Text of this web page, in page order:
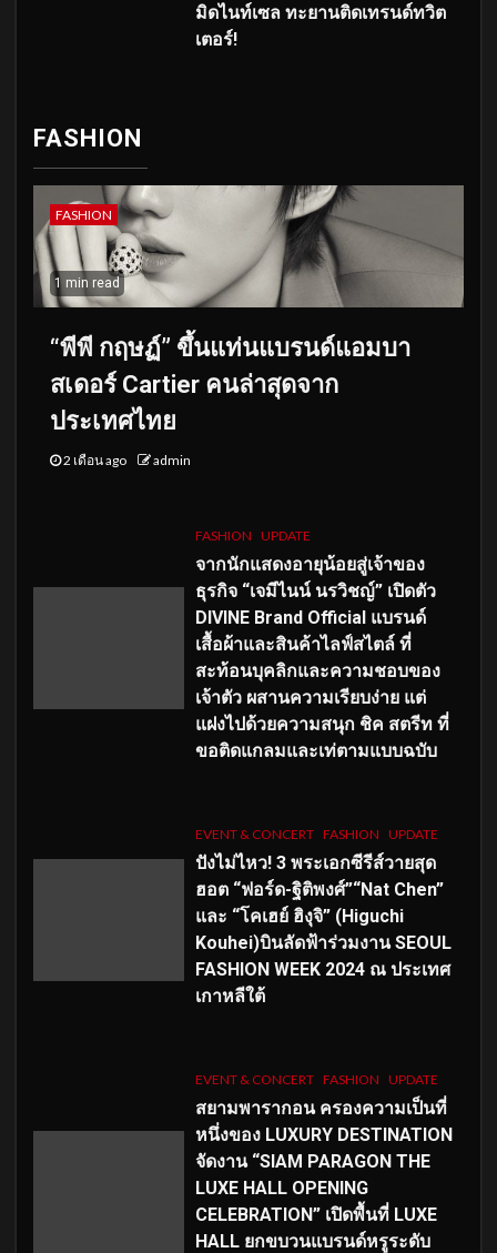
มิดไนท์เซล ทะยานติดเทรนด์ทวิต
เตอร์!
FASHION
FASHION
1 min read
“พีพี กฤษฏ์” ขึ้นแท่นแบรนด์แอมบา
สเดอร์ Cartier คนล่าสุดจาก
ประเทศไทย
2 เดือน ago admin
FASHION UPDATE
จากนักแสดงอายุน้อยสู่เจ้าของ
ธุรกิจ “เจมีไนน์ นรวิชญ์” เปิดตัว
DIVINE Brand Official แบรนด์
เสื้อผ้าและสินค้าไลฟ์สไตล์ ที่
สะท้อนบุคลิกและความชอบของ
เจ้าตัว ผสานความเรียบง่าย แต่
แฝงไปด้วยความสนุก ชิค สตรีท ที่
ขอติดแกลมและเท่ตามแบบฉบับ
EVENT & CONCERT FASHION UPDATE
ปังไม่ไหว! 3 พระเอกซีรีส์วายสุด
ฮอต “ฟอร์ด-ฐิติพงศ์”“Nat Chen”
และ “โคเฮย์ ฮิงุจิ” (Higuchi
Kouhei)บินลัดฟ้าร่วมงาน SEOUL
FASHION WEEK 2024 ณ ประเทศ
เกาหลีใต้
EVENT & CONCERT FASHION UPDATE
สยามพารากอน ครองความเป็นที่
หนึ่งของ LUXURY DESTINATION
จัดงาน “SIAM PARAGON THE
LUXE HALL OPENING
CELEBRATION” เปิดพื้นที่ LUXE
HALL ยกขบวนแบรนด์หรูระดับ